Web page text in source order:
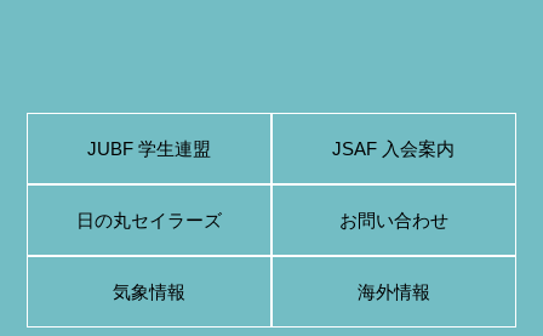
JUBF 学生連盟 JSAF 入会案内
日の丸セイラーズ お問い合わせ
気象情報 海外情報